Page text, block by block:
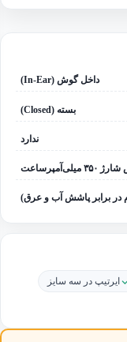
داخل گوش (In-Ear)
بسته (Closed)
ندارد
ایرتیپ در سه سایز